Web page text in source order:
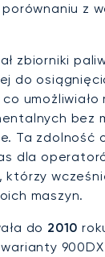
z
zbiorniki
do
co
bez
Ta zdolność
dla
którzy
maszyn.
do 2010
900DX